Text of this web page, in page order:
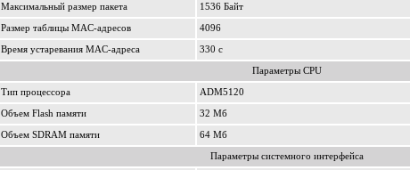
Максимальный размер пакета 1536 Байт
Размер таблицы MAC-адресов 4096
Время устаревания MAC-адреса 330 с
Параметры CPU
Тип процессора ADM5120
Объем Flash памяти 32 Мб
Объем SDRAM памяти 64 Мб
Параметры системного интерфейса